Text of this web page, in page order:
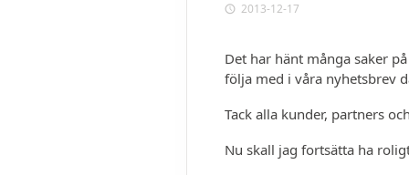
2013-12-17
Det har hänt många saker
följa med i våra nyhets­brev
Tack alla kunder, partners
Nu skall jag fortsätta ha